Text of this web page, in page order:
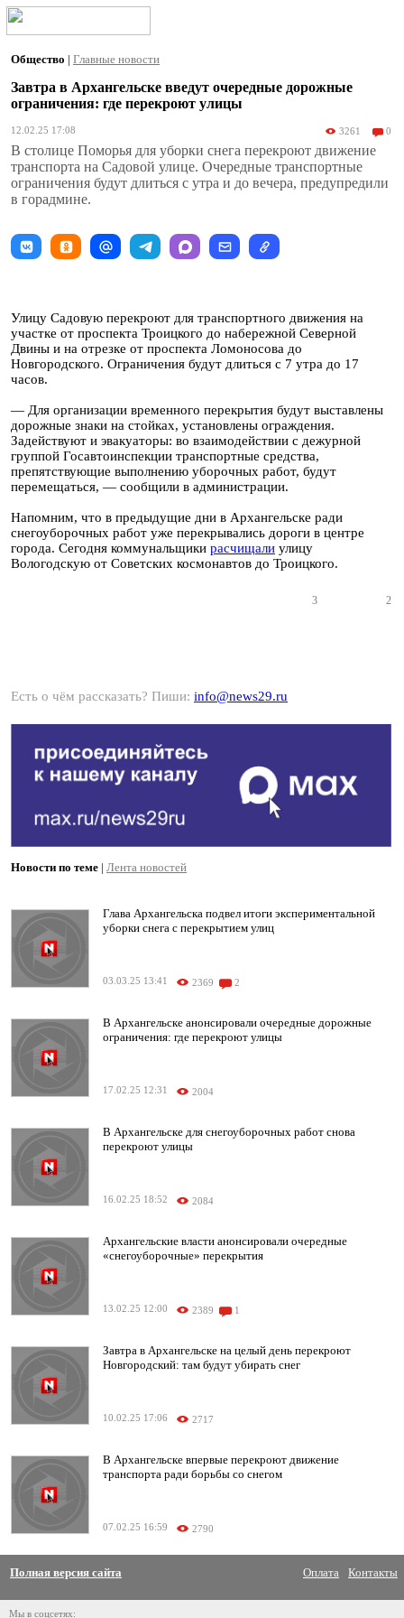
Общество | Главные новости
Завтра в Архангельске введут очередные дорожные
ограничения: где перекроют улицы
12.02.25 17:08 3261 0
В столице Поморья для уборки снега перекроют движение
транспорта на Садовой улице. Очередные транспортные
ограничения будут длиться с утра и до вечера, предупредили
в горадмине.
Улицу Садовую перекроют для транспортного движения на
участке от проспекта Троицкого до набережной Северной
Двины и на отрезке от проспекта Ломоносова до
Новгородского. Ограничения будут длиться с 7 утра до 17
часов.
— Для организации временного перекрытия будут выставлены
дорожные знаки на стойках, установлены ограждения.
Задействуют и эвакуаторы: во взаимодействии с дежурной
группой Госавтоинспекции транспортные средства,
препятствующие выполнению уборочных работ, будут
перемещаться, — сообщили в администрации.
Напомним, что в предыдущие дни в Архангельске ради
снегоуборочных работ уже перекрывались дороги в центре
города. Сегодня коммунальщики расчищали улицу
Вологодскую от Советских космонавтов до Троицкого.
3 2
Есть о чём рассказать? Пиши: info@news29.ru
Новости по теме | Лента новостей
Глава Архангельска подвел итоги экспериментальной
уборки снега с перекрытием улиц
03.03.25 13:41 2369 2
В Архангельске анонсировали очередные дорожные
ограничения: где перекроют улицы
17.02.25 12:31 2004
В Архангельске для снегоуборочных работ снова
перекроют улицы
16.02.25 18:52 2084
Архангельские власти анонсировали очередные
«снегоуборочные» перекрытия
13.02.25 12:00 2389 1
Завтра в Архангельске на целый день перекроют
Новгородский: там будут убирать снег
10.02.25 17:06 2717
В Архангельске впервые перекроют движение
транспорта ради борьбы со снегом
07.02.25 16:59 2790
Полная версия сайта Оплата Контакты
Мы в соцсетях: